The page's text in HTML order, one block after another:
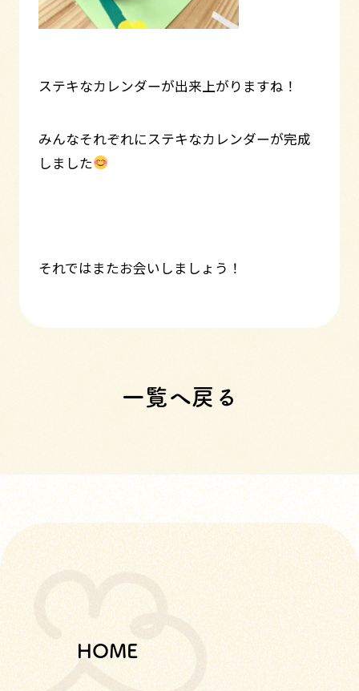
ステキなカレンダーが出来上がりますね！
みんなそれぞれにステキなカレンダーが完成
しました
それではまたお会いしましょう！
一覧へ戻る
HOME